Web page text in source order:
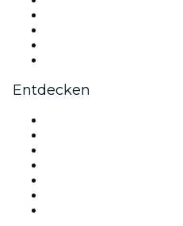
Entdecken